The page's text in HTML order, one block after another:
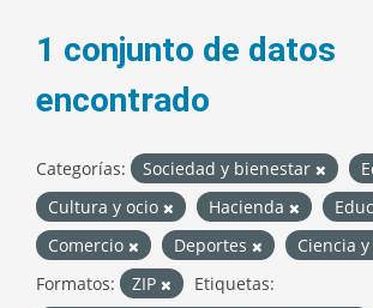
1 conjunto de datos
encontrado
Categorías: Sociedad y bienestar
Cultura y ocio
Hacienda
Comercio
Deportes
Ciencia
Formatos:
ZIP
Etiquetas: